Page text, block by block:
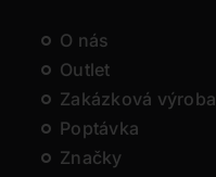
O nás
Outlet
Zakázková výroba
Poptávka
Značky